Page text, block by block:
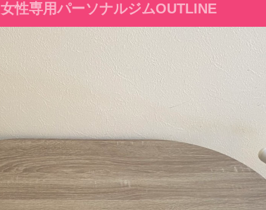
女性専用パーソナルジムOUTLINE